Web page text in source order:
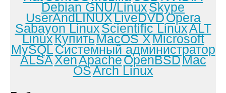
Debian GNU/LinuxSkype
UserAndLINUXLiveDVDOpera
Sabayon LinuxScientific LinuxALT
LinuxКупитьMacOS XMicrosoft
MySQLСистемный администратор
ALSAXenApacheOpenBSDMac
OSArch Linux